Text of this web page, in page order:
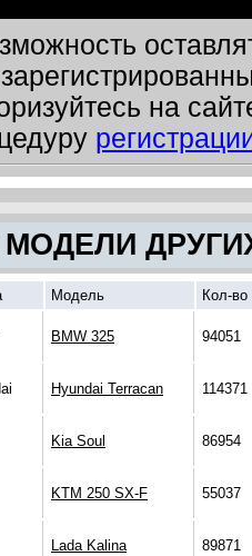
на
Модель Кол-во
BMW 325 94051
Hyundai Terracan 114371
Kia Soul 86954
KTM 250 SX-F 55037
Lada Kalina 89871